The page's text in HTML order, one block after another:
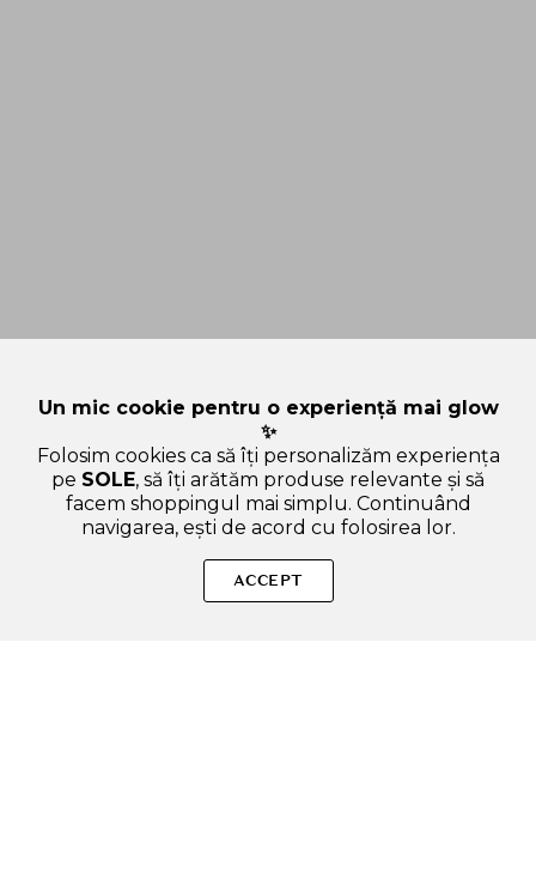
SHYLL After Salon Care Sampon pentru par deteriorat
Nutritiv Intens - Hidratare si Reparare Profunda cu Alge
Un mic cookie pentru o experiență mai glow
✨
Folosim cookies ca să îți personalizăm experiența
pe SOLE, să îți arătăm produse relevante și să
facem shoppingul mai simplu. Continuând
navigarea, ești de acord cu folosirea lor.
ACCEPT